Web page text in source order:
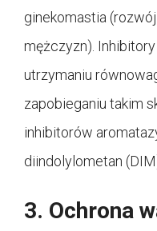
ginekomastia
mężczyzn).
utrzymaniu
zapobieganiu takim
inhibitorów
diindolylometan
3. Ochrona